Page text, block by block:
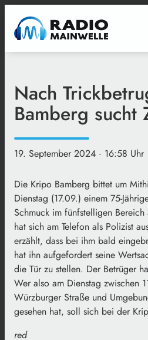
Nach
Bamberg sucht
19. September 2024 · 16:58 Uhr
Die Kripo Bamberg bittet um
Dienstag (17.09.) einem 75-
Schmuck im fünfstelligen
hat sich am Telefon als Polizist
erzählt, dass bei ihm bald
hat ihn aufgefordert seine
die Tür zu stellen. Der Betrüger
Wer also am Dienstag zwischen
Würzburger Straße und
gesehen hat, soll sich bei der
red